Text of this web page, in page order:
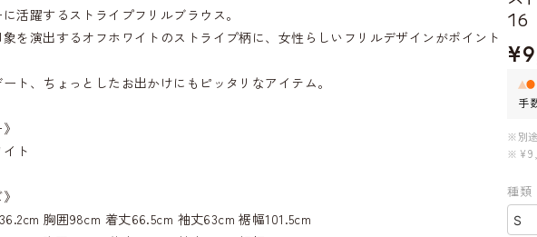
活躍するストライプフリルブラウス。
を演出するオフホワイトのストライプ柄に、女性らしいフリルデザインがポイント
ト、ちょっとしたお出かけにもピッタリなアイテム。
ト
胸囲98cm 着丈66.5cm 袖丈63cm 裾幅101.5cm
16
手
※別
種類